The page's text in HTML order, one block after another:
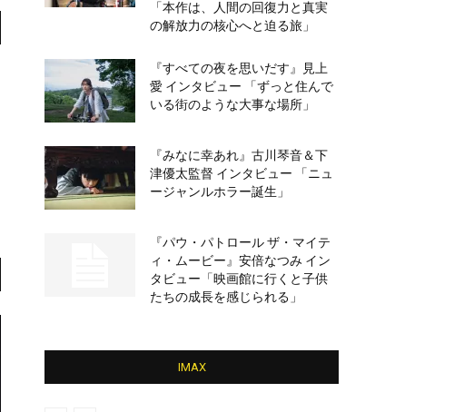
「本作は、人間の回復力と真実
の解放力の核心へと迫る旅」
『すべての夜を思いだす』見上
愛 インタビュー 「ずっと住んで
いる街のような大事な場所」
『みなに幸あれ』古川琴音＆下
津優太監督 インタビュー 「ニュ
ージャンルホラー誕生」
『パウ・パトロール ザ・マイテ
ィ・ムービー』安倍なつみ イン
タビュー「映画館に行くと子供
たちの成長を感じられる」
IMAX